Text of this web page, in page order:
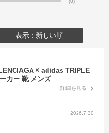
表示：新しい順
× adidas TRIPLE
カー 靴 メンズ
詳細を見る
2026.7.30